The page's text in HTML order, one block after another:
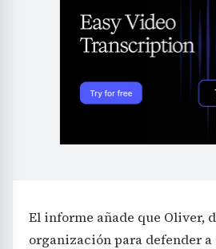
El informe añade que Oliver,
organización para defender a